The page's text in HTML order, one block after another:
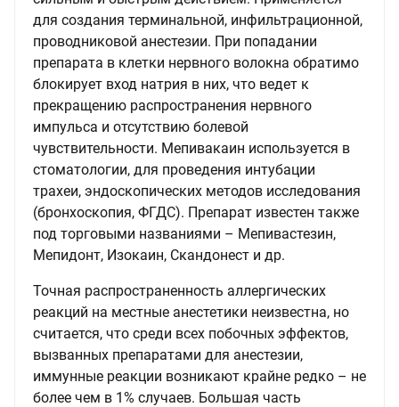
для создания терминальной, инфильтрационной,
проводниковой анестезии. При попадании
препарата в клетки нервного волокна обратимо
блокирует вход натрия в них, что ведет к
прекращению распространения нервного
импульса и отсутствию болевой
чувствительности. Мепивакаин используется в
стоматологии, для проведения интубации
трахеи, эндоскопических методов исследования
(бронхоскопия, ФГДС). Препарат известен также
под торговыми названиями – Мепивастезин,
Мепидонт, Изокаин, Скандонест и др.
Точная распространенность аллергических
реакций на местные анестетики неизвестна, но
считается, что среди всех побочных эффектов,
вызванных препаратами для анестезии,
иммунные реакции возникают крайне редко – не
более чем в 1% случаев. Большая часть